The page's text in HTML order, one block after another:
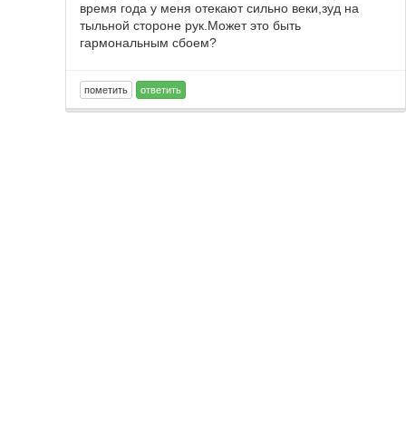
время года у меня отекают сильно веки,зуд на
тыльной стороне рук.Может это быть
гармональным сбоем?